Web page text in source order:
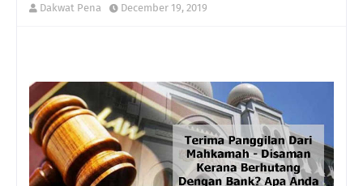
Dakwat Pena December 19, 2019